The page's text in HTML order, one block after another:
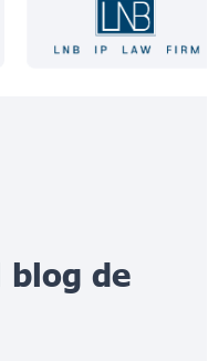
blog de